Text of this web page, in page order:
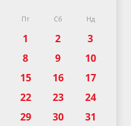
Пт Сб Нд
1 2
3
8 9
10
15 16
17
22 23
24
29 30 31